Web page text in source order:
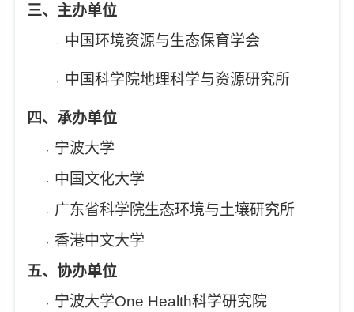
三、主办单位
· 中国环境资源与生态保育学会
· 中国科学院地理科学与资源研究所
四、承办单位
· 宁波大学
· 中国文化大学
· 广东省科学院生态环境与土壤研究所
· 香港中文大学
五、协办单位
· 宁波大学One Health科学研究院